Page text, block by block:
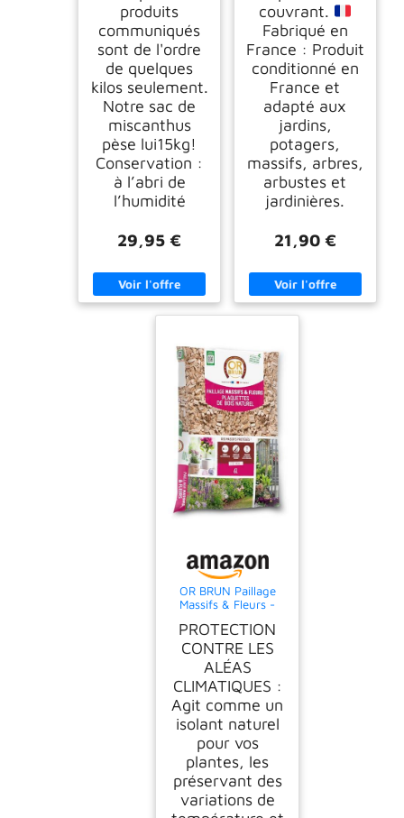
produits
communiqués
sont de l'ordre
de quelques
kilos seulement.
Notre sac de
miscanthus
pèse lui15kg!
Conservation :
à l’abri de
l’humidité
29,95 €
couvrant.
Fabriqué en
France : Produit
conditionné en
France et
adapté aux
jardins,
potagers,
massifs, arbres,
arbustes et
jardinières.
21,90 €
OR BRUN Paillage
Massifs & Fleurs -
Naturel - 6L
PROTECTION
CONTRE LES
ALÉAS
CLIMATIQUES :
Agit comme un
isolant naturel
pour vos
plantes, les
préservant des
variations de